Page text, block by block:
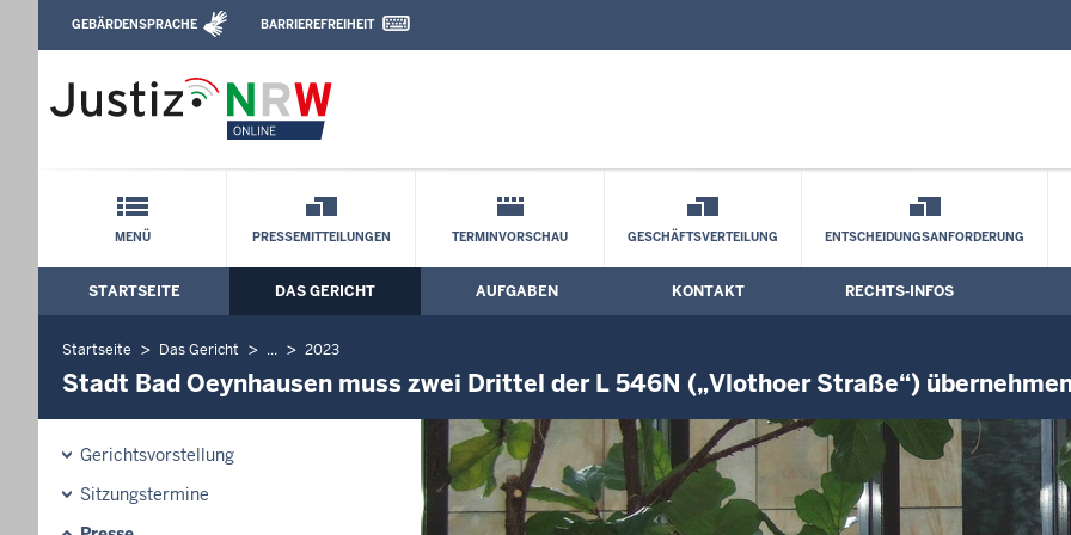
Verwaltungsgericht Minden: Stadt Bad Oeynhausen muss zwei Drittel der L
Direkt zum Inhalt
Leichte Sprache, Gebärdensprachenvideo und Kontaktformular
GEBÄRDENSPRACHE BARRIEREFREIHEIT
Schnellnavigation mit Volltext-Suche
MENÜ PRESSEMITTEILUNGEN TERMINVORSCHAU GESCHÄFTSVERTEILUNG ENTSCHEIDUNGSANFORDERUNG
Hauptmenü: Hauptnavigation
STARTSEITE DAS GERICHT AUFGABEN KONTAKT RECHTS-INFOS
Startseite Das Gericht ... 2023
Stadt Bad Oeynhausen muss zwei Drittel der L 546N („Vlothoer Straße“)
Gerichtsvorstellung
Sitzungstermine